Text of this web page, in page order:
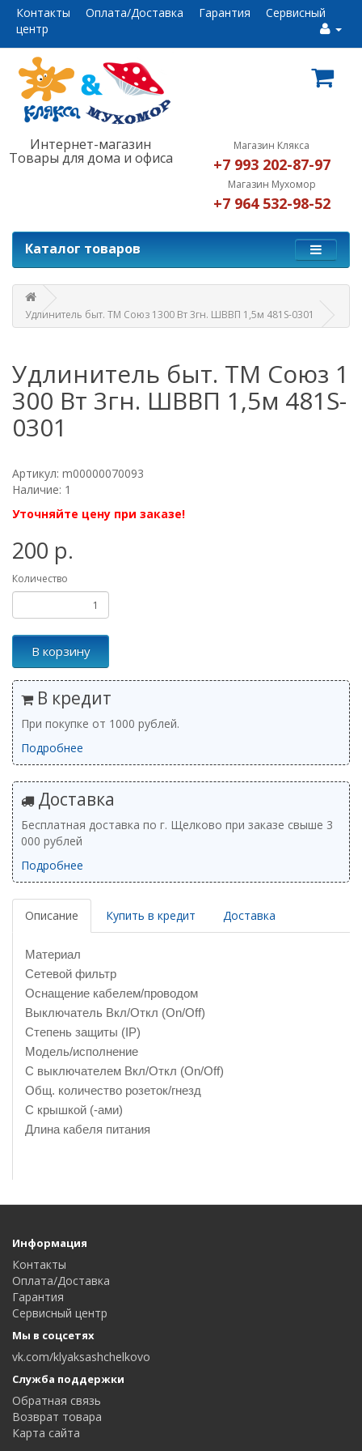
Контакты Оплата/Доставка Гарантия
Сервисный
центр
Интернет-магазин
Товары для дома и офиса
Магазин Клякса
+7 993 202-87-97
Магазин Мухомор
+7 964 532-98-52
Каталог товаров
Удлинитель быт. ТМ Союз 1300 Вт 3гн. ШВВП 1,5м 481S-0301
Удлинитель быт. ТМ Союз 1
300 Вт 3гн. ШВВП 1,5м 481S-
0301
Артикул: m00000070093
Наличие: 1
Уточняйте цену при заказе!
200 р.
Количество
В корзину
В кредит
При покупке от 1000 рублей.
Подробнее
Доставка
Бесплатная доставка по г. Щелково при заказе свыше 3
000 рублей
Подробнее
Описание Купить в кредит Доставка
Материал
Сетевой фильтр
Оснащение кабелем/проводом
Выключатель Вкл/Откл (On/Off)
Степень защиты (IP)
Модель/исполнение
С выключателем Вкл/Откл (On/Off)
Общ. количество розеток/гнезд
С крышкой (-ами)
Длина кабеля питания
Информация
Контакты
Оплата/Доставка
Гарантия
Сервисный центр
Мы в соцсетях
vk.com/klyaksashchelkovo
Служба поддержки
Обратная связь
Возврат товара
Карта сайта